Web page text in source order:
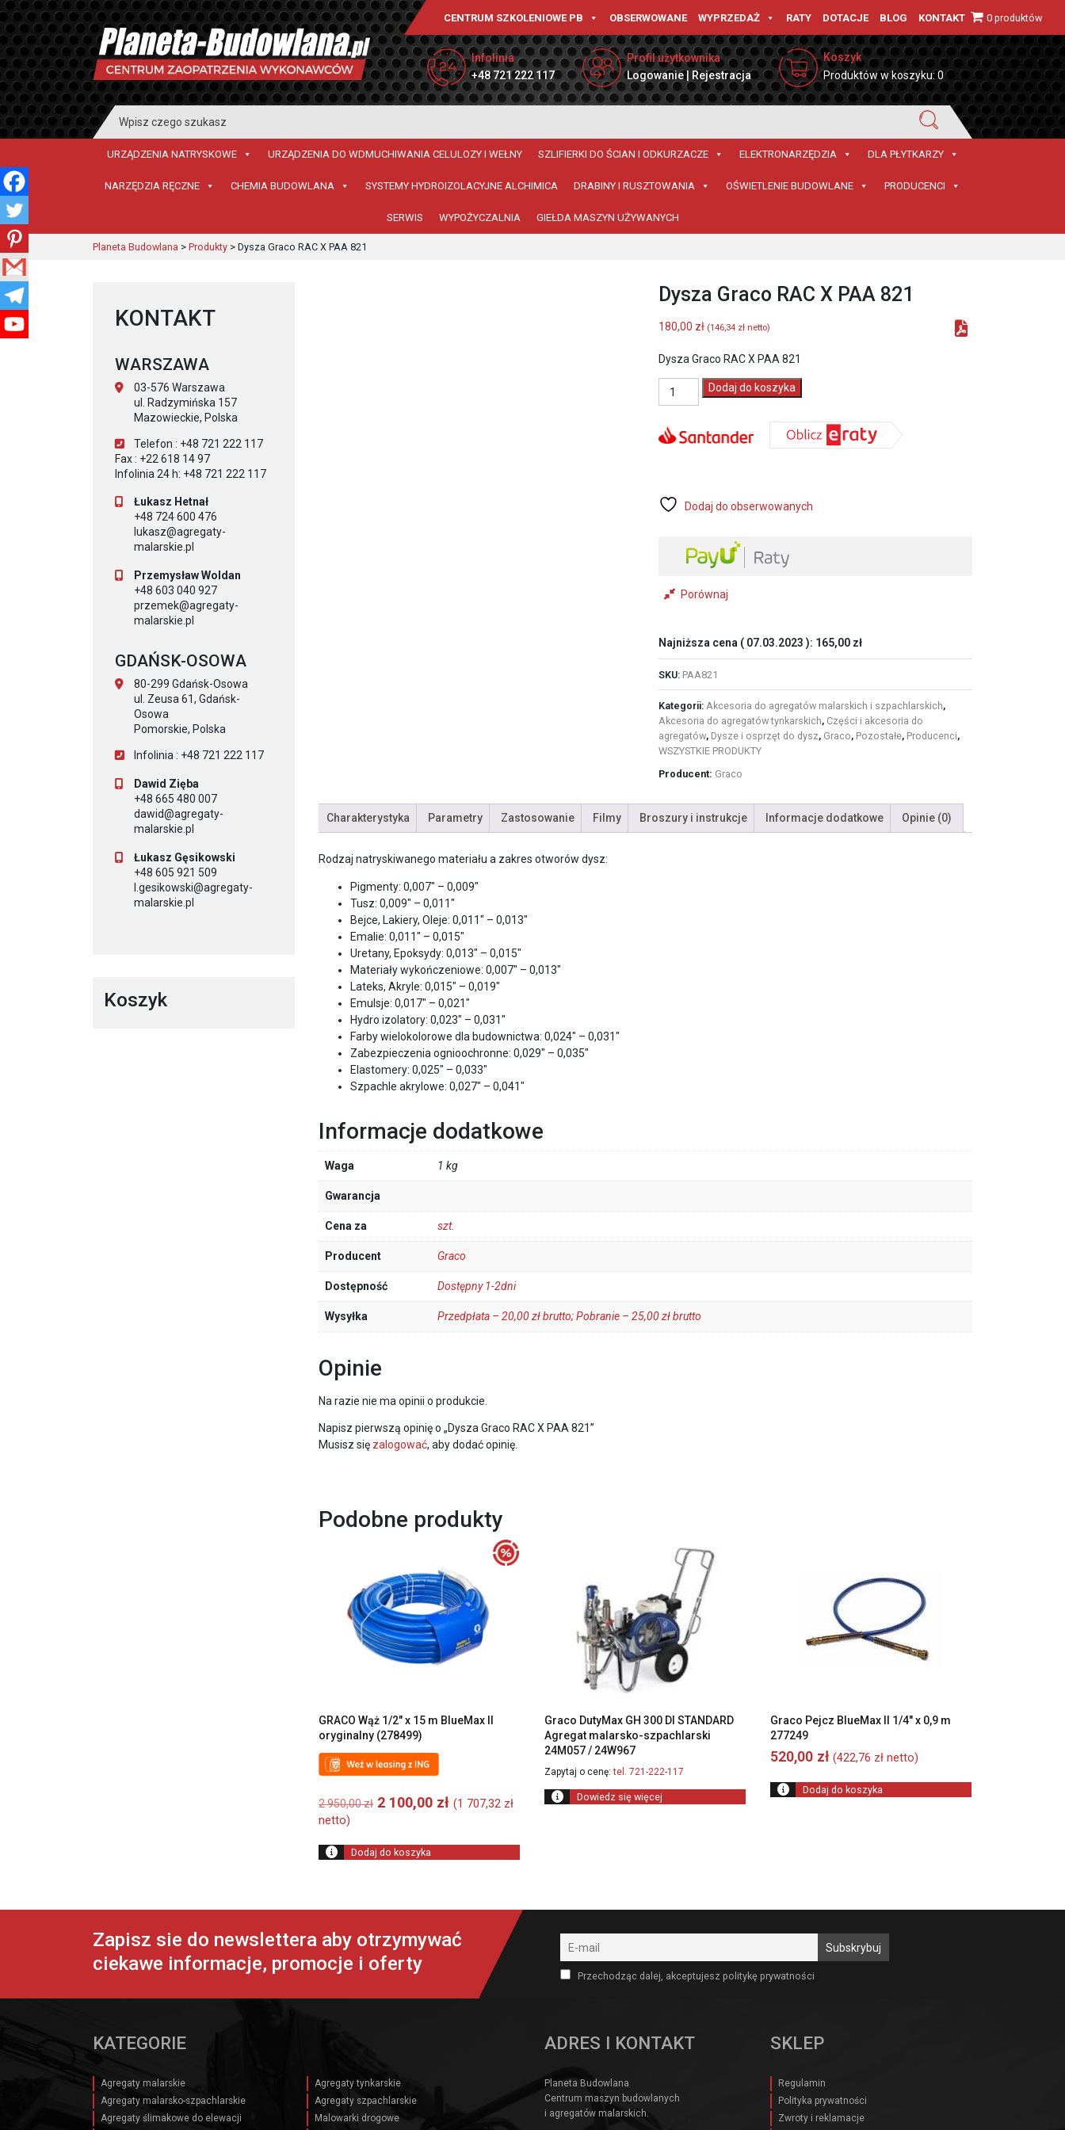
CENTRUM SZKOLENIOWE PB OBSERWOWANE WYPRZEDAŻ RATY DOTACJE BLOG KONTAKT 0 produktów
Infolinia
+48 721 222 117
Profil użytkownika
Logowanie | Rejestracja
Koszyk
Produktów w koszyku: 0
Search
for:
URZĄDZENIA NATRYSKOWE URZĄDZENIA DO WDMUCHIWANIA CELULOZY I WEŁNY SZLIFIERKI DO ŚCIAN I ODKURZACZE ELEKTRONARZĘDZIA DLA PŁYTKARZY
NARZĘDZIA RĘCZNE CHEMIA BUDOWLANA SYSTEMY HYDROIZOLACYJNE ALCHIMICA DRABINY I RUSZTOWANIA OŚWIETLENIE BUDOWLANE PRODUCENCI
SERWIS WYPOŻYCZALNIA GIEŁDA MASZYN UŻYWANYCH
Planeta Budowlana > Produkty > Dysza Graco RAC X PAA 821
Dysza Graco RAC X PAA 821
180,00 zł (146,34 zł netto)
Dysza Graco RAC X PAA 821
ilość
Dysza
RAC
X
Dodaj do koszyka
Dodaj do obserwowanych
Porównaj
Najniższa cena ( 07.03.2023 ): 165,00 zł
SKU: PAA821
Kategorii: Akcesoria do agregatów malarskich i szpachlarskich,
Akcesoria do agregatów tynkarskich, Części i akcesoria do
agregatów, Dysze i osprzęt do dysz, Graco, Pozostałe, Producenci,
WSZYSTKIE PRODUKTY
Producent: Graco
Charakterystyka Parametry Zastosowanie Filmy Broszury i instrukcje Informacje dodatkowe Opinie (0)
Rodzaj natryskiwanego materiału a zakres otworów dysz:
Pigmenty: 0,007″ – 0,009″
Tusz: 0,009″ – 0,011″
Bejce, Lakiery, Oleje: 0,011″ – 0,013″
Emalie: 0,011″ – 0,015″
Uretany, Epoksydy: 0,013″ – 0,015″
Materiały wykończeniowe: 0,007″ – 0,013″
Lateks, Akryle: 0,015″ – 0,019″
Emulsje: 0,017″ – 0,021″
Hydro izolatory: 0,023″ – 0,031″
Farby wielokolorowe dla budownictwa: 0,024″ – 0,031″
Zabezpieczenia ognioochronne: 0,029″ – 0,035″
Elastomery: 0,025″ – 0,033″
Szpachle akrylowe: 0,027″ – 0,041″
Informacje dodatkowe
Waga 1 kg
Gwarancja
Cena za szt.
Producent Graco
Dostępność Dostępny 1-2dni
Wysyłka Przedpłata – 20,00 zł brutto; Pobranie – 25,00 zł brutto
Opinie
Na razie nie ma opinii o produkcie.
Napisz pierwszą opinię o „Dysza Graco RAC X PAA 821”
Musisz się zalogować, aby dodać opinię.
Podobne produkty
GRACO Wąż 1/2″ x 15 m BlueMax II
oryginalny (278499)
2 950,00zł Pierwotna
2
950,00 zł.
2 100,00 złAktualna
2
100,00 zł.
(1 707,32 zł
netto)
Dodaj do koszyka
Graco DutyMax GH 300 DI STANDARD
Agregat malarsko-szpachlarski
24M057 / 24W967
Zapytaj o cenę: tel. 721-222-117
Dowiedz się więcej
Graco Pejcz BlueMax II 1/4″ x 0,9 m
277249
520,00 zł (422,76 zł netto)
Dodaj do koszyka
KONTAKT
WARSZAWA
03-576 Warszawa
ul. Radzymińska 157
Mazowieckie, Polska
Telefon : +48 721 222 117
Fax : +22 618 14 97
Infolinia 24 h: +48 721 222 117
Łukasz Hetnał
+48 724 600 476
lukasz@agregaty-
malarskie.pl
Przemysław Woldan
+48 603 040 927
przemek@agregaty-
malarskie.pl
GDAŃSK-OSOWA
80-299 Gdańsk-Osowa
ul. Zeusa 61, Gdańsk-
Osowa
Pomorskie, Polska
Infolinia : +48 721 222 117
Dawid Zięba
+48 665 480 007
dawid@agregaty-
malarskie.pl
Łukasz Gęsikowski
+48 605 921 509
l.gesikowski@agregaty-
malarskie.pl
Koszyk
Zapisz sie do newslettera aby otrzymywać
ciekawe informacje, promocje i oferty
Przechodząc dalej, akceptujesz politykę prywatności
KATEGORIE
Agregaty malarskie
Agregaty tynkarskie
Agregaty malarsko-szpachlarskie
Agregaty szpachlarskie
Agregaty ślimakowe do elewacji
Malowarki drogowe
ADRES I KONTAKT
Planeta Budowlana
Centrum maszyn budowlanych
i agregatów malarskich.
SKLEP
Regulamin
Polityka prywatności
Zwroty i reklamacje